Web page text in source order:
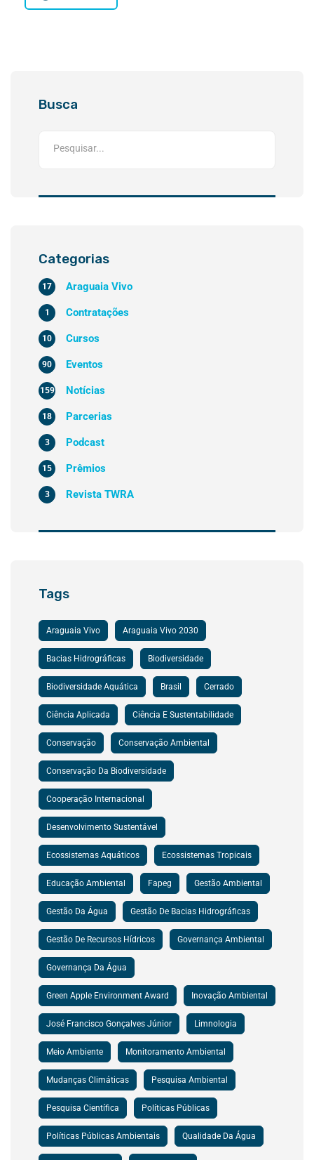
Busca
Categorias
Araguaia Vivo
17
Contratações
1
Cursos
10
Eventos
90
Notícias
159
Parcerias
18
Podcast
3
Prêmios
15
Revista TWRA
3
Tags
Araguaia Vivo Araguaia Vivo 2030
Bacias Hidrográficas Biodiversidade
Biodiversidade Aquática Brasil Cerrado
Ciência Aplicada Ciência E Sustentabilidade
Conservação Conservação Ambiental
Conservação Da Biodiversidade
Cooperação Internacional
Desenvolvimento Sustentável
Ecossistemas Aquáticos Ecossistemas Tropicais
Educação Ambiental Fapeg Gestão Ambiental
Gestão Da Água Gestão De Bacias Hidrográficas
Gestão De Recursos Hídricos Governança Ambiental
Governança Da Água
Green Apple Environment Award Inovação Ambiental
José Francisco Gonçalves Júnior Limnologia
Meio Ambiente Monitoramento Ambiental
Mudanças Climáticas Pesquisa Ambiental
Pesquisa Científica Políticas Públicas
Políticas Públicas Ambientais Qualidade Da Água